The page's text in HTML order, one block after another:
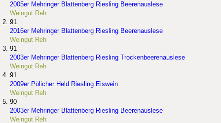
2005er Mehringer Blattenberg Riesling Beerenauslese
Weingut Reh
91
2016er Mehringer Blattenberg Riesling Beerenauslese
Weingut Reh
91
2003er Mehringer Blattenberg Riesling Trockenbeerenauslese
Weingut Reh
91
2009er Pölicher Held Riesling Eiswein
Weingut Reh
90
2003er Mehringer Blattenberg Riesling Beerenauslese
Weingut Reh